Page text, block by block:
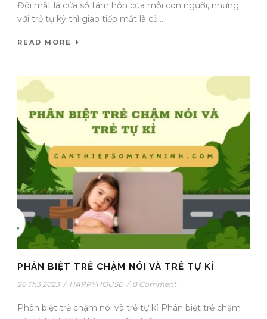
Đôi mắt là cửa sổ tâm hồn của mỗi con người, nhưng
với trẻ tự kỷ thì giao tiếp mắt là cả...
READ MORE
PHÂN BIỆT TRẺ CHẬM NÓI VÀ TRẺ TỰ KỈ
26 Th3 2023 / HAPPYHOUSE / 0 Comment
Phân biệt trẻ chậm nói và trẻ tự kỉ Phân biệt trẻ chậm